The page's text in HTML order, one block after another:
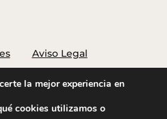
derechos reservados.
Aviso Legal
la mejor experiencia en
cookies utilizamos o